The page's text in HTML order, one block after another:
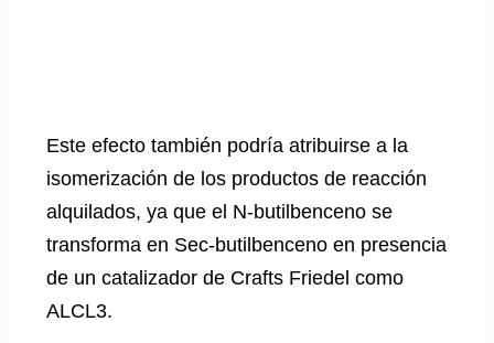
Este efecto también podría atribuirse a la
isomerización de los productos de reacción
alquilados, ya que el N-butilbenceno se
transforma en Sec-butilbenceno en presencia
de un catalizador de Crafts Friedel como
ALCL3.